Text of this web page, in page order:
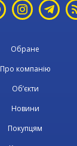
Обране
Про компанію
Об’єкти
Новини
Покупцям